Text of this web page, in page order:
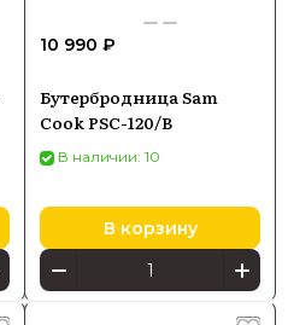
10 990 ₽
Бутербродница Sam
Cook PSC-120/B
В наличии: 10
В корзину